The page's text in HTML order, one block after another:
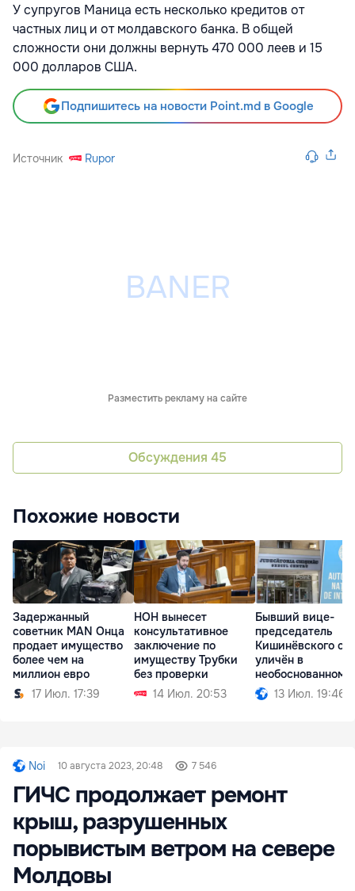
У супругов Маница есть несколько кредитов от
частных лиц и от молдавского банка. В общей
сложности они должны вернуть 470 000 леев и 15
000 долларов США.
Подпишитесь на новости Point.md в Google
Источник Rupor
Разместить рекламу на сайте
Обсуждения 45
Похожие новости
Задержанный
советник MAN Онца
продает имущество
более чем на
миллион евро
17 Июл. 17:39
НОН вынесет
консультативное
заключение по
имуществу Трубки
без проверки
14 Июл. 20:53
Бывший вице-
председатель
Кишинёвского
уличён в
необоснованном
имуществе
13 Июл. 19:46
Noi 10 августа 2023, 20:48 7 546
ГИЧС продолжает ремонт
крыш, разрушенных
порывистым ветром на севере
Молдовы